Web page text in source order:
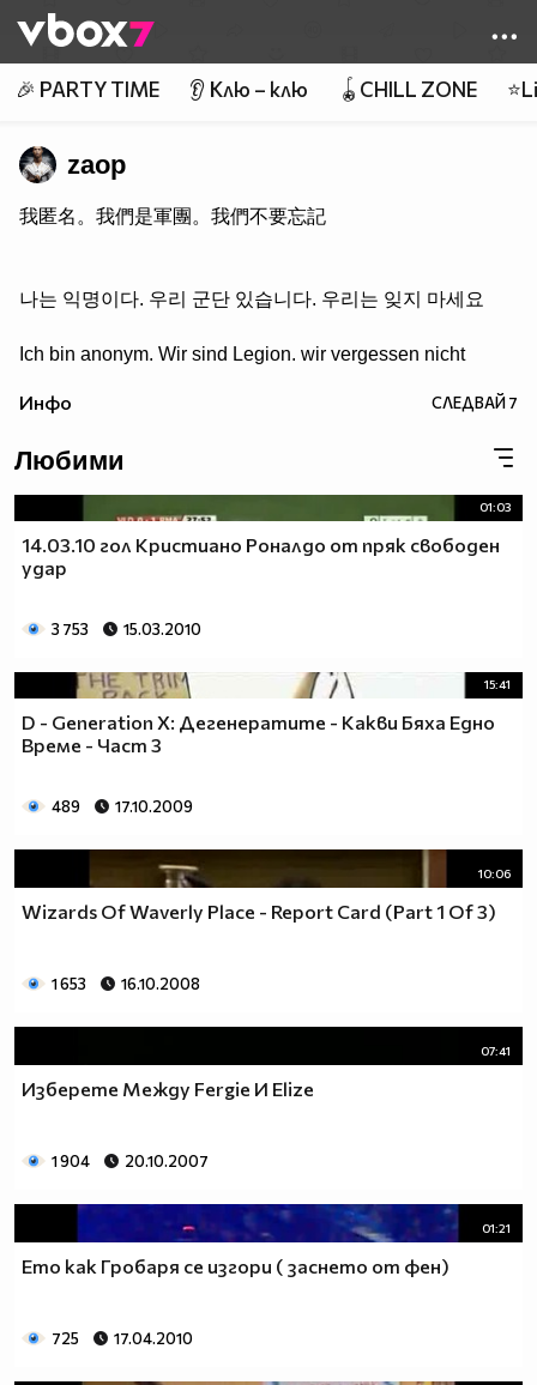
👾
🎉 PARTY TIME 👂 Клю – клю 🪀CHILL ZONE
zaop
我匿名。我們是軍團。我們不要忘記
나는 익명이다. 우리 군단 있습니다. 우리는 잊지 마세요
Ich bin anonym. Wir sind Legion. wir vergessen nicht
Инфо СЛЕДВАЙ7
Любими
01:03
14.03.10 гол Кристиано Роналдо от пряк свободен
удар
3 753 15.03.2010
15:41
D - Generation X: Дегенератите - Какви Бяха Едно
Време - Част 3
489 17.10.2009
10:06
Wizards Of Waverly Place - Report Card (Part 1 Of 3)
1 653 16.10.2008
07:41
Изберете Между Fergie И Elize
1 904 20.10.2007
01:21
Ето как Гробаря се изгори ( заснето от фен)
725 17.04.2010